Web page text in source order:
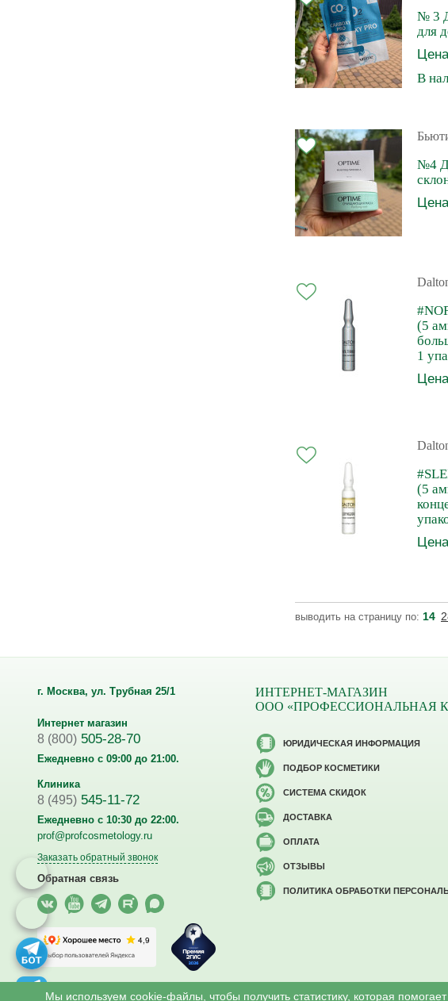
№ 3
для
В
№4
(5
1
(5
выводить на страницу по: 14
г. Москва, ул. Трубная 25/1
Интернет магазин
8 (800) 505-28-70
Ежедневно с 09:00 до 21:00.
Клиника
8 (495) 545-11-72
Ежедневно с 10:30 до 22:00.
prof@profcosmetology.ru
Заказать обратный звонок
Обратная связь
ИНТЕРНЕТ-МАГАЗИН
ООО «ПРОФЕССИОНАЛЬНАЯ
ЮРИДИЧЕСКАЯ ИНФОРМАЦИЯ
ПОДБОР КОСМЕТИКИ
CИСТЕМА СКИДОК
ДОСТАВКА
ОПЛАТА
ОТЗЫВЫ
ПОЛИТИКА ОБРАБОТКИ
Мы используем cookie-файлы, чтобы получить статистику, которая